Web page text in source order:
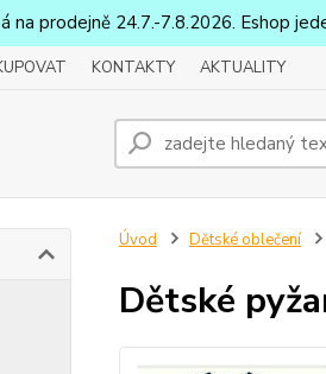
na prodejně 24.7.-7.8.2026. Eshop
KONTAKTY AKTUALITY
Úvod Dětské oblečení
Dětské